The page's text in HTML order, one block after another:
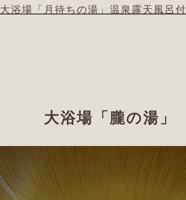
大浴場「月待ちの湯」温泉露天風呂付
大浴場「朧の湯」